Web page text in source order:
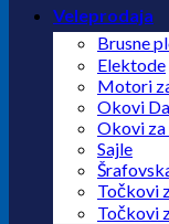
Veleprodaja
Brusne
Elektode
Motori
Okovi
Okovi za
Sajle
Točkovi
Točkovi